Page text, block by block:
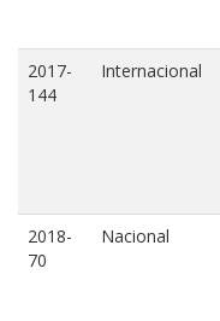
2017-
144
Internacional
2018-
70
Nacional